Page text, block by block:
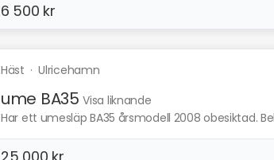
6 500 kr
Häst ·Ulricehamn
ume BA35 Visa liknande
Har ett umesläp BA35 årsmodell 2008 obesiktad.